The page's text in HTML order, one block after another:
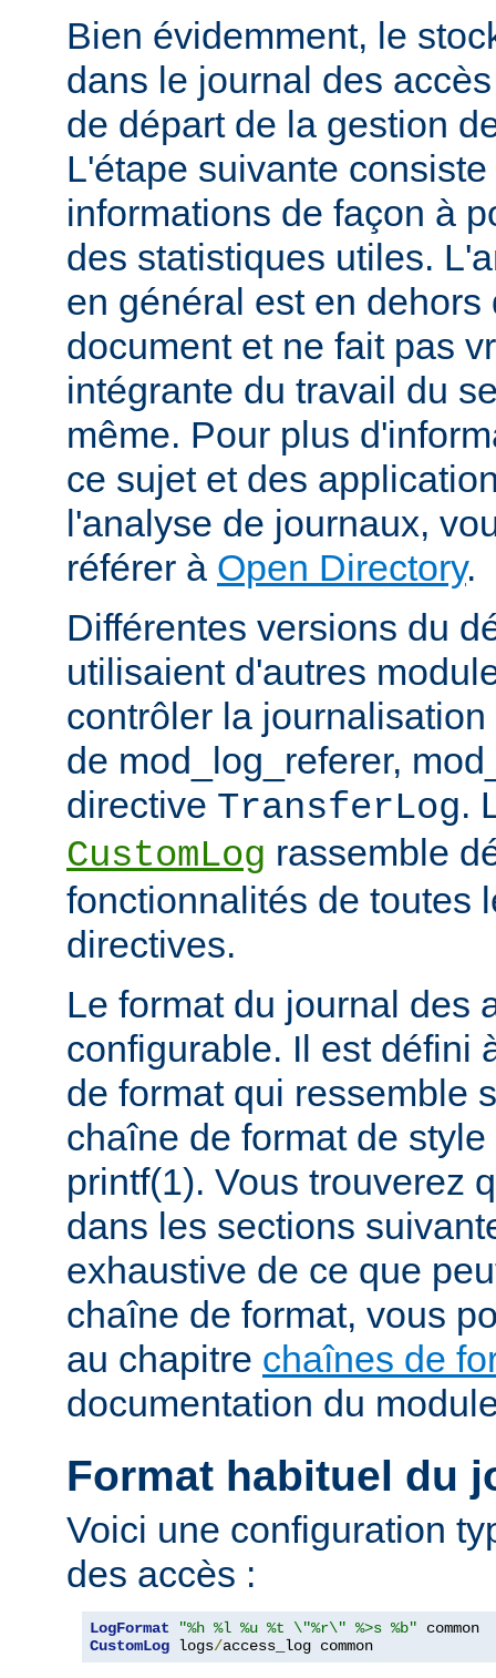
Bien évidemment, le
dans le journal des
de départ de la gestion
L'étape suivante
informations de façon à
des statistiques utiles.
en général est en dehors
document et ne fait pas
intégrante du travail du
même. Pour plus
ce sujet et des
l'analyse de journaux,
référer à Open Directory.
Différentes versions du
utilisaient d'autres
contrôler la
de mod_log_referer,
directive TransferLog.
CustomLog rassemble
fonctionnalités de toutes
directives.
Le format du journal des
configurable. Il est défini
de format qui ressemble
chaîne de format de
printf(1). Vous trouverez
dans les sections
exhaustive de ce que
chaîne de format, vous
au chapitre chaînes de
documentation du
Format habituel du
Voici une configuration
des accès :
LogFormat "%h %l %u %t \"%r\" %>s %b"
CustomLog logs/access_log common